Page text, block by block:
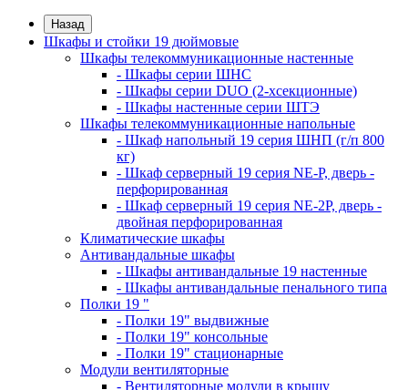
Назад
Шкафы и стойки 19 дюймовые
Шкафы телекоммуникационные настенные
- Шкафы серии ШНС
- Шкафы серии DUO (2-хсекционные)
- Шкафы настенные серии ШТЭ
Шкафы телекоммуникационные напольные
- Шкаф напольный 19 серия ШНП (г/п 800
кг)
- Шкаф серверный 19 серия NE-P, дверь -
перфорированная
- Шкаф серверный 19 серия NE-2P, дверь -
двойная перфорированная
Климатические шкафы
Антивандальные шкафы
- Шкафы антивандальные 19 настенные
- Шкафы антивандальные пенального типа
Полки 19 "
- Полки 19" выдвижные
- Полки 19" консольные
- Полки 19" стационарные
Модули вентиляторные
- Вентиляторные модули в крышу